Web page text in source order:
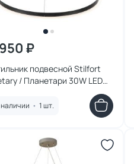
₽
подвесной Stilfort
/ Планетари 30W LED
• 1 шт.